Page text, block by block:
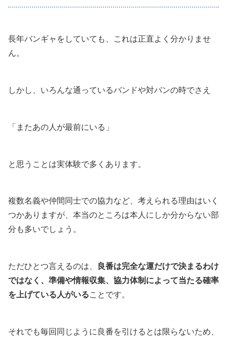
長年バンギャをしていても、これは正直よく分かりませ
ん。
しかし、いろんな通っているバンドや対バンの時でさえ
「またあの人が最前にいる」
と思うことは実体験で多くあります。
複数名義や仲間同士での協力など、考えられる理由はいく
つかありますが、本当のところは本人にしか分からない部
分も多いでしょう。
ただひとつ言えるのは、
良番は完全な運だけで決まるわけ
ではなく、準備や情報収集、協力体制によって当たる確率
を上げている人がいることです。
それでも毎回同じように良番を引けるとは限らないため、